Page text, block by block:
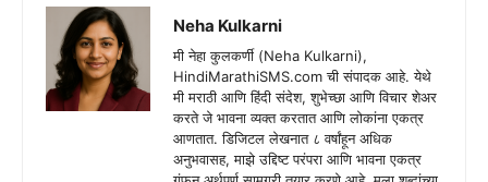
Neha Kulkarni
मी नेहा कुलकर्णी (Neha Kulkarni),
HindiMarathiSMS.com ची संपादक आहे. येथे
मी मराठी आणि हिंदी संदेश, शुभेच्छा आणि विचार शेअर
करते जे भावना व्यक्त करतात आणि लोकांना एकत्र
आणतात. डिजिटल लेखनात ८ वर्षांहून अधिक
अनुभवासह, माझे उद्दिष्ट परंपरा आणि भावना एकत्र